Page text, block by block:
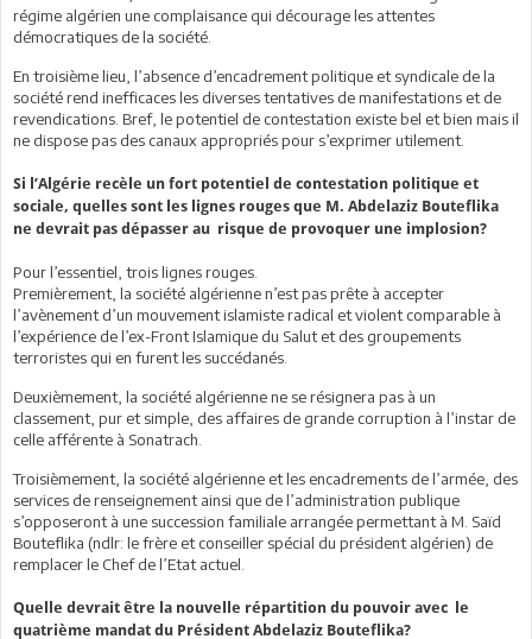
régime algérien une complaisance qui décourage les attentes
démocratiques de la société.
En troisième lieu, l’absence d’encadrement politique et syndicale de la
société rend inefficaces les diverses tentatives de manifestations et de
revendications. Bref, le potentiel de contestation existe bel et bien mais il
ne dispose pas des canaux appropriés pour s’exprimer utilement.
Si l’Algérie recèle un fort potentiel de contestation politique et
sociale, quelles sont les lignes rouges que M. Abdelaziz Bouteflika
ne devrait pas dépasser au risque de provoquer une implosion?
Pour l’essentiel, trois lignes rouges.
Premièrement, la société algérienne n’est pas prête à accepter
l’avènement d’un mouvement islamiste radical et violent comparable à
l’expérience de l’ex-Front Islamique du Salut et des groupements
terroristes qui en furent les succédanés.
Deuxièmement, la société algérienne ne se résignera pas à un
classement, pur et simple, des affaires de grande corruption à l’instar de
celle afférente à Sonatrach.
Troisièmement, la société algérienne et les encadrements de l’armée, des
services de renseignement ainsi que de l’administration publique
s’opposeront à une succession familiale arrangée permettant à M. Saïd
Bouteflika (ndlr: le frère et conseiller spécial du président algérien) de
remplacer le Chef de l’Etat actuel.
Quelle devrait être la nouvelle répartition du pouvoir avec le
quatrième mandat du Président Abdelaziz Bouteflika?